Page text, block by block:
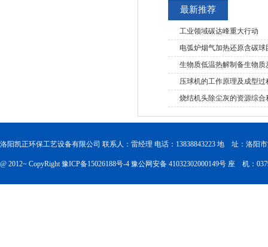
最新推荐
工业领域碳达峰重大行动
电弧炉烟气加热还原含碳球
生物质低温热解制备生物质
压球机的工作原理及成型过
烧结机头除尘灰的资源综合
洛阳凯正环保工艺设备有限公司 联系人：雷经理 电话：13838843223 地 址：洛阳
@ 2012~ CopyRight豫ICP备15026188号-4 豫公网安备 41032302000149号 座 机：